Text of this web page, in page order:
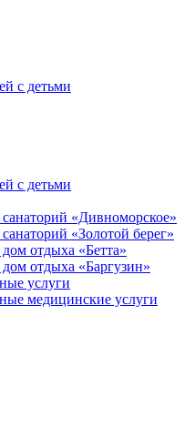
с детьми
с детьми
«Дивноморское»
«Золотой берег»
отдыха «Бетта»
отдыха «Баргузин»
услуги
медицинские услуги